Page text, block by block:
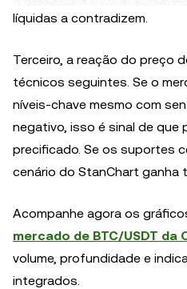
líquidas a contradizem.
Terceiro, a reação do preço
técnicos seguintes. Se o
níveis-chave mesmo com
negativo, isso é sinal de
precificado. Se os suportes
cenário do StanChart ganha
Acompanhe agora os
mercado de BTC/USDT da
volume, profundidade e
integrados.